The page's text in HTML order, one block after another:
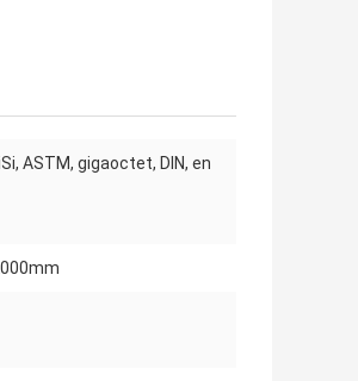
ASTM, gigaoctet, DIN, en